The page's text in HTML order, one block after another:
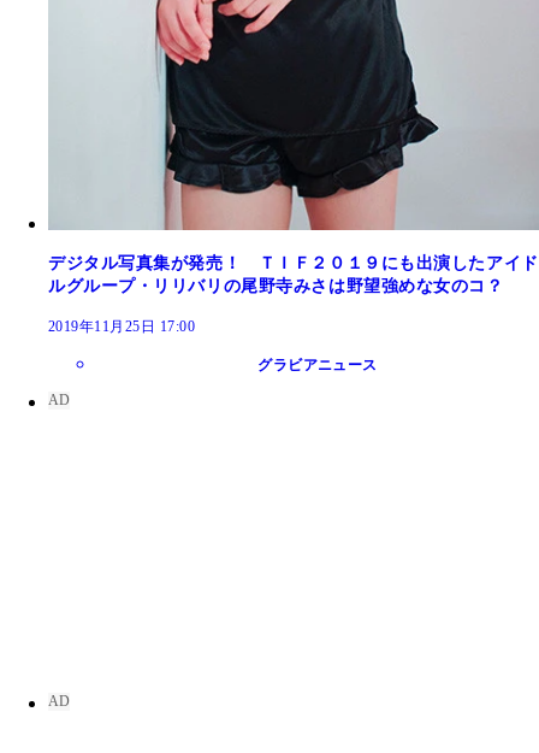
デジタル写真集が発売！ ＴＩＦ２０１９にも出演したアイド
ルグループ・リリバリの尾野寺みさは野望強めな女のコ？
2019年11月25日 17:00
グラビアニュース